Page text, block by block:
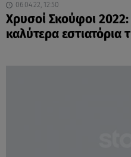
06.04.22, 12:50
Χρυσοί Σκούφοι 2022:
καλύτερα εστιατόρια